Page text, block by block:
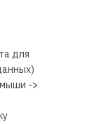
для
мыши ->